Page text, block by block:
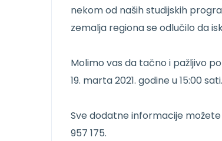
nekom od naših studijskih
zemalja regiona se odlučilo da
Molimo vas da tačno i pažljivo
19. marta 2021. godine u 15:00 sati.
Sve dodatne informacije
957 175.